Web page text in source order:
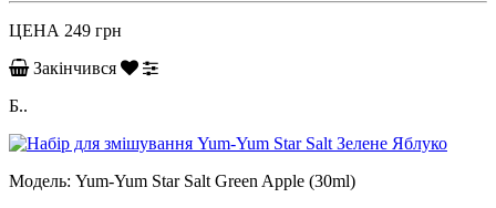
ЦЕНА 249 грн
Закінчився
Б..
Модель: Yum-Yum Star Salt Green Apple (30ml)